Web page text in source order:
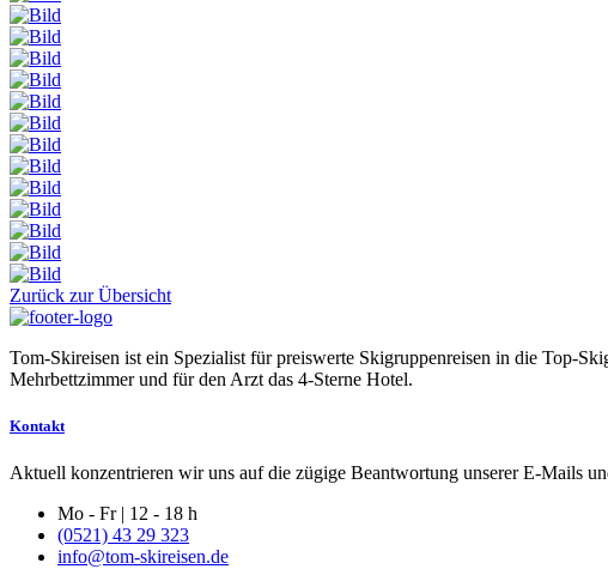
Zurück zur Übersicht
Tom-Skireisen ist ein Spezialist für preiswerte Skigruppenreisen in die Top-
Mehrbettzimmer und für den Arzt das 4-Sterne Hotel.
Kontakt
Aktuell konzentrieren wir uns auf die zügige Beantwortung unserer E-Mails
Mo - Fr | 12 - 18 h
(0521) 43 29 323
info@tom-skireisen.de